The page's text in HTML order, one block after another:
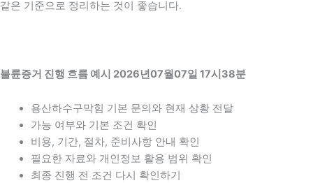
같은 기준으로 정리하는 것이 좋습니다.
불륜증거 진행 흐름 예시 2026년07월07일 17시38분
용산하수구막힘 기본 문의와 현재 상황 전달
가능 여부와 기본 조건 확인
비용, 기간, 절차, 준비사항 안내 확인
필요한 자료와 개인정보 활용 범위 확인
최종 진행 전 조건 다시 확인하기